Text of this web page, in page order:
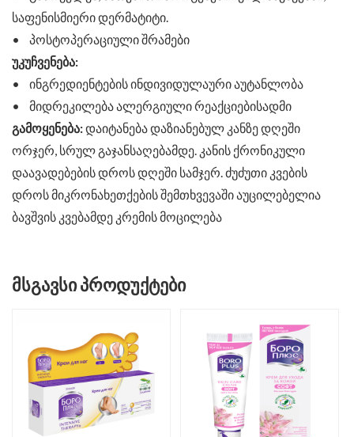
საფენისმიერი დერმატიტი.
• პოსტოპერაციული შრამები
უკუჩვენება:
• ინგრედიენტების ინდივიდულაური აუტანლობა
• მიდრეკილება ალერგიული რეაქციებისადმი
გამოყენება:დაიტანება დაზიანებულ კანზე დღეში
ორჯერ, სრულ გაჯანსაღებამდე. კანის ქრონიკული
დაავადებების დროს დღეში სამჯერ. ძუძუთი კვების
დროს მიკრონახეთქების შემთხვევაში აუცილებელია
ბავშვის კვებამდე კრემის მოცილება
ᲛᲡᲒᲐᲕᲡᲘ ᲞᲠᲝᲓᲣᲥᲢᲔᲑᲘ